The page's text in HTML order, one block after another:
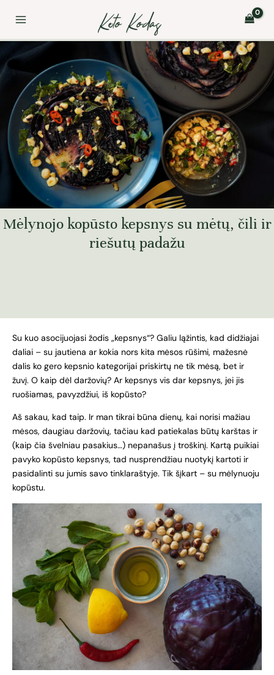
Mėlynojo kopūsto kepsnys su mėtų, čili ir
riešutų padažu
Su kuo asocijuojasi žodis „kepsnys“? Galiu ląžintis, kad didžiajai
daliai – su jautiena ar kokia nors kita mėsos rūšimi, mažesnė
dalis ko gero kepsnio kategorijai priskirtų ne tik mėsą, bet ir
žuvį. O kaip dėl daržovių? Ar kepsnys vis dar kepsnys, jei jis
ruošiamas, pavyzdžiui, iš kopūsto?
Aš sakau, kad taip. Ir man tikrai būna dienų, kai norisi mažiau
mėsos, daugiau daržovių, tačiau kad patiekalas būtų karštas ir
(kaip čia švelniau pasakius…) nepanašus į troškinį. Kartą puikiai
pavyko kopūsto kepsnys, tad nusprendžiau nuotykį kartoti ir
pasidalinti su jumis savo tinklaraštyje. Tik šįkart – su mėlynuoju
kopūstu.
navigation